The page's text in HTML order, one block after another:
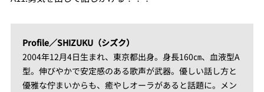
Profile／SHIZUKU（シズク）
2004年12月4日生まれ、東京都出身。身長160㎝、血液型A
型。伸びやかで安定感のある歌声が武器。優しい話し方と
優雅な佇まいからも、癒やしオーラがあると話題に。メン